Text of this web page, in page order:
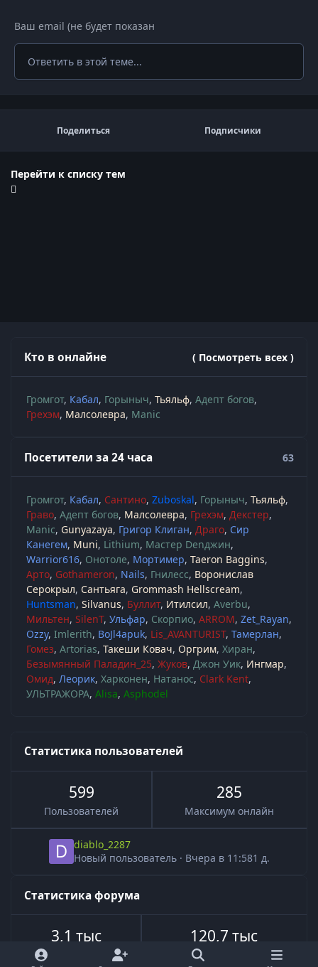
Ответить в этой теме...
Поделиться Подписчики
Перейти к списку тем
Кто в онлайне ( Посмотреть всех )
Громгот Кабал Горыныч Тьяльф Адепт богов
Грехэм Малсолевра Manic
Посетители за 24 часа 63
Громгот Кабал Сантино Zuboskal Горыныч Тьяльф
Граво Адепт богов Малсолевра Грехэм Декстер
Manic Gunyazaya Григор Клиган Драго Сир
Канегем Muni Lithium Мастер Denджин
Warrior616 Онотоле Мортимер Taeron Baggins
Арто Gothameron Nails Гнилесс Воронислав
Серокрыл Сантьяга Grommash Hellscream
Huntsman Silvanus Буллит Итилсил Averbu
Мильтен SilenT Ульфар Скорпио ARROM Zet_Rayan
Ozzy Imlerith BoJl4apuk Lis_AVANTURIST Тамерлан
Гомез Artorias Такеши Ковач Оргрим Хиран
Безымянный Паладин_25 Жуков Джон Уик Ингмар
Омид Леорик Харконен Натанос Clark Kent
УЛЬТРАЖОРА Alisa Asphodel
Статистика пользователей
599
Пользователей
285
Максимум онлайн
diablo_2287
Новый пользователь · Вчера в 11:581 д.
Статистика форума
3,1 тыс
Всего сообщений
120,7 тыс